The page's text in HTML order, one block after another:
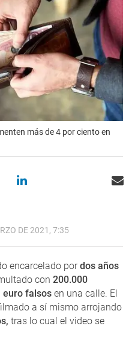
más de 4 por ciento en
DE 2021, 7:35
encarcelado pordos años
con 200.000
falsos en una calle. El
a sí mismo arrojando
tras lo cual el video se